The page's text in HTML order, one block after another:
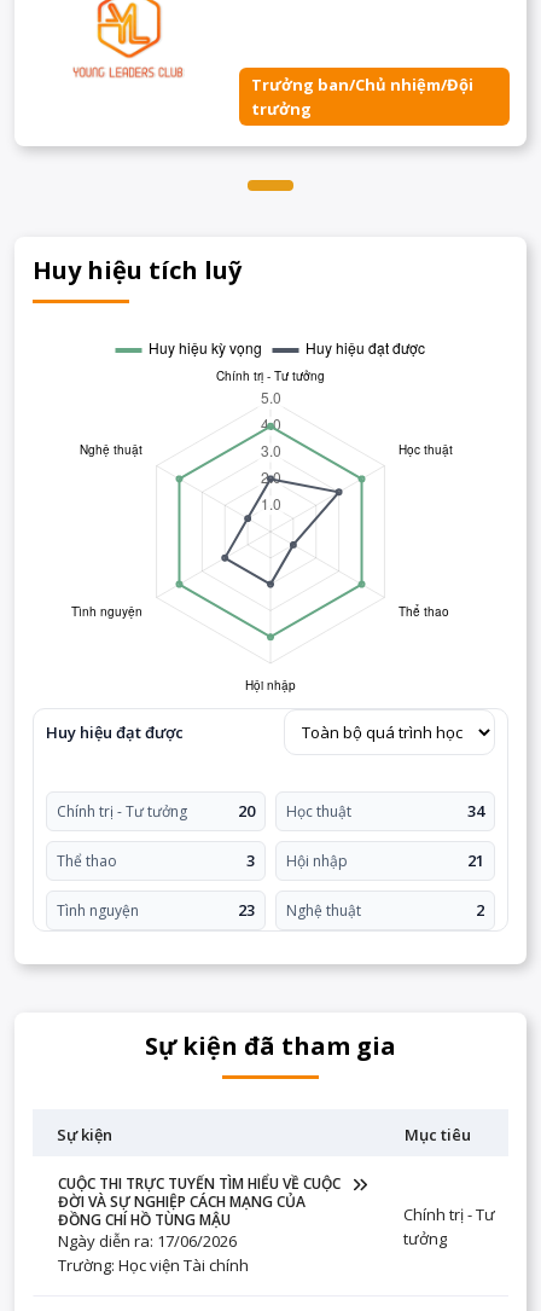
Trưởng ban/Chủ nhiệm/Đội
trưởng
Huy hiệu tích luỹ
Huy hiệu đạt được
Chính trị - Tư tưởng 20 Học thuật 34
Thể thao 3 Hội nhập 21
Tình nguyện 23 Nghệ thuật 2
Sự kiện đã tham gia
Sự kiện Mục tiêu
CUỘC THI TRỰC TUYẾN TÌM HIỂU VỀ CUỘC
ĐỜI VÀ SỰ NGHIỆP CÁCH MẠNG CỦA
ĐỒNG CHÍ HỒ TÙNG MẬU
Ngày diễn ra: 17/06/2026
Trường: Học viện Tài chính
Chính trị - Tư
tưởng